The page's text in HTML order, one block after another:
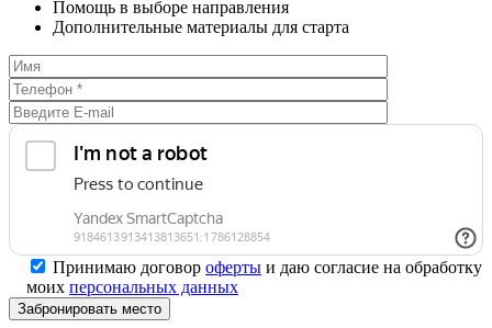
Помощь в выборе направления
Дополнительные материалы для старта
Принимаю договор оферты и даю согласие на обработку
моих персональных данных